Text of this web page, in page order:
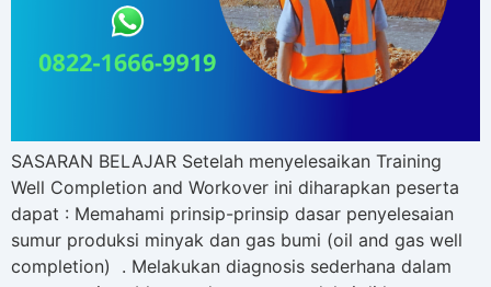
SASARAN BELAJAR Setelah menyelesaikan Training
Well Completion and Workover ini diharapkan peserta
dapat : Memahami prinsip-prinsip dasar penyelesaian
sumur produksi minyak dan gas bumi (oil and gas well
completion) . Melakukan diagnosis sederhana dalam